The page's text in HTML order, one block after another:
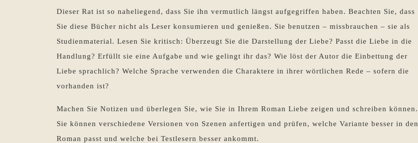
Dieser Rat ist so naheliegend, dass Sie ihn vermutlich längst aufgegriffen haben. Beachten Sie, dass
Sie diese Bücher nicht als Leser konsumieren und genießen. Sie benutzen – missbrauchen – sie als
Studienmaterial. Lesen Sie kritisch: Überzeugt Sie die Darstellung der Liebe? Passt die Liebe in die
Handlung? Erfüllt sie eine Aufgabe und wie gelingt ihr das? Wie löst der Autor die Einbettung der
Liebe sprachlich? Welche Sprache verwenden die Charaktere in ihrer wörtlichen Rede – sofern die
vorhanden ist?
Machen Sie Notizen und überlegen Sie, wie Sie in Ihrem Roman Liebe zeigen und schreiben können.
Sie können verschiedene Versionen von Szenen anfertigen und prüfen, welche Variante besser in den
Roman passt und welche bei Testlesern besser ankommt.